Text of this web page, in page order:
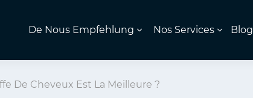
De Nous Empfehlung Nos Services Blog
De Cheveux Est La Meilleure ?